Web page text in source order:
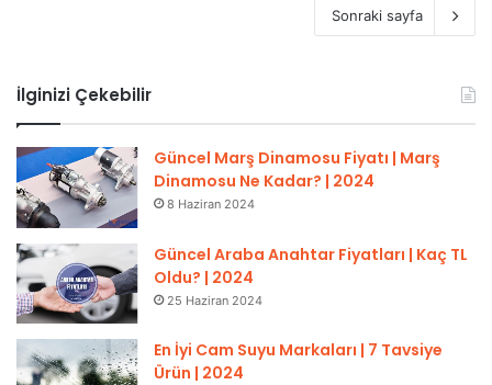
Sonraki sayfa
İlginizi Çekebilir
Güncel Marş Dinamosu Fiyatı | Marş
Dinamosu Ne Kadar? | 2024
8 Haziran 2024
Güncel Araba Anahtar Fiyatları | Kaç TL
Oldu? | 2024
25 Haziran 2024
En İyi Cam Suyu Markaları | 7 Tavsiye
Ürün | 2024